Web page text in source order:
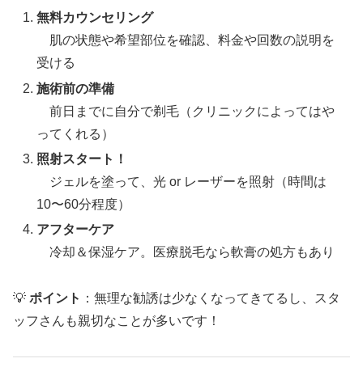
無料カウンセリング
肌の状態や希望部位を確認、料金や回数の説明を
受ける
施術前の準備
前日までに自分で剃毛（クリニックによってはや
ってくれる）
照射スタート！
ジェルを塗って、光 or レーザーを照射（時間は
10〜60分程度）
アフターケア
冷却＆保湿ケア。医療脱毛なら軟膏の処方もあり
💡 ポイント ：無理な勧誘は少なくなってきてるし、スタ
ッフさんも親切なことが多いです！